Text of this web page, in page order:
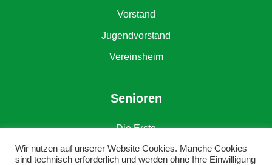
Vorstand
Jugendvorstand
Vereinsheim
Senioren
Die Erste
Die Zweite
Wir nutzen auf unserer Website Cookies. Manche Cookies
sind technisch erforderlich und werden ohne Ihre Einwilligung